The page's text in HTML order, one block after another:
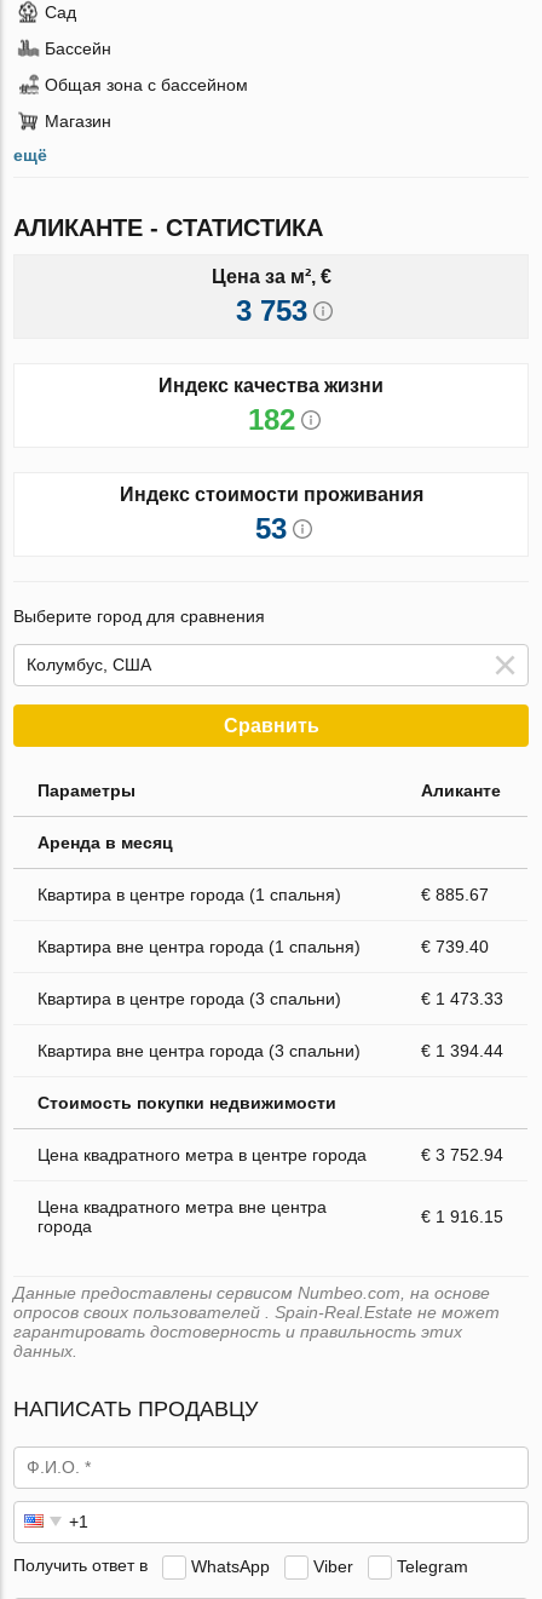
Сад
Бассейн
Общая зона с бассейном
Магазин
ещё
АЛИКАНТЕ - СТАТИСТИКА
Цена за м², €
3 753
Индекс качества жизни
182
Индекс стоимости проживания
53
Выберите город для сравнения
Сравнить
Параметры Аликанте
Аренда в месяц
Квартира в центре города (1 спальня) € 885.67
Квартира вне центра города (1 спальня) € 739.40
Квартира в центре города (3 спальни) € 1 473.33
Квартира вне центра города (3 спальни) € 1 394.44
Стоимость покупки недвижимости
Цена квадратного метра в центре города € 3 752.94
Цена квадратного метра вне центра
города
€ 1 916.15
Данные предоставлены сервисом Numbeo.com, на основе
опросов своих пользователей . Spain-Real.Estate не может
гарантировать достоверность и правильность этих
данных.
НАПИСАТЬ ПРОДАВЦУ
Получить ответ в WhatsApp Viber Telegram